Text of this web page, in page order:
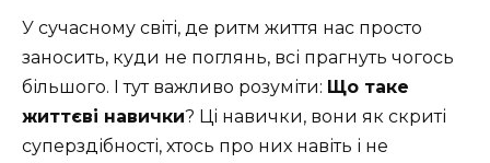
У сучасному світі, де ритм життя нас просто
заносить, куди не поглянь, всі прагнуть чогось
більшого. І тут важливо розуміти: Що таке
життєві навички? Ці навички, вони як скриті
суперздібності, хтось про них навіть і не